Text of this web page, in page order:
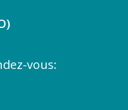
vous: